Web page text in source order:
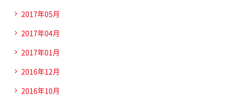
2017年05月
2017年04月
2017年01月
2016年12月
2016年10月